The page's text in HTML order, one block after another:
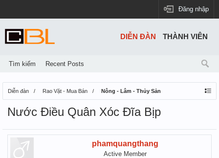
Đăng nhập
Diễn đàn Rao Vặt - Mua Bán Nông - Lâm - Thủy Sản
Nước Điều Quân Xóc Đĩa Bịp
phamquangthang
Active Member
DIỄN ĐÀN
Tìm kiếm Recent Posts
THÀNH VIÊN